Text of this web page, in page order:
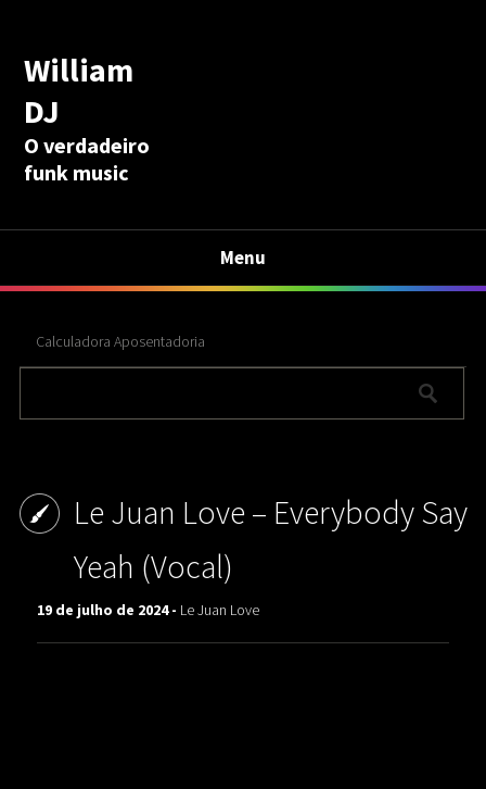
William
DJ
O verdadeiro
funk music
Menu
Calculadora Aposentadoria
Le Juan Love ‎– Everybody Say
Yeah (Vocal)
19 de julho de 2024 - Le Juan Love